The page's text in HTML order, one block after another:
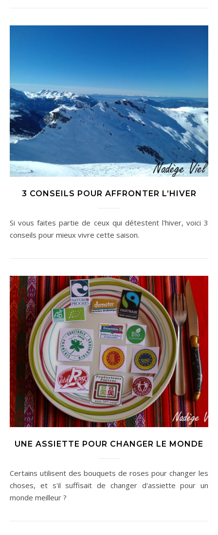
3 CONSEILS POUR AFFRONTER L’HIVER
Si vous faites partie de ceux qui détestent l'hiver, voici 3
conseils pour mieux vivre cette saison.
UNE ASSIETTE POUR CHANGER LE MONDE
Certains utilisent des bouquets de roses pour changer les
choses, et s'il suffisait de changer d'assiette pour un
monde meilleur ?